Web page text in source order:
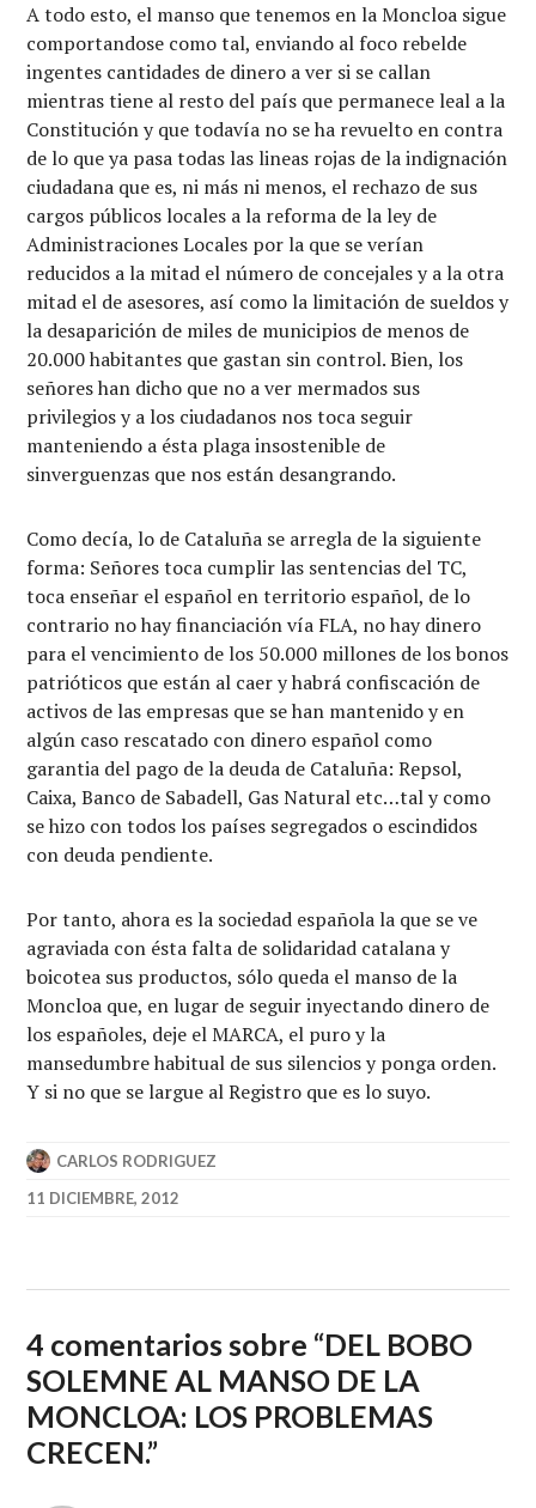
A todo esto, el manso que tenemos en la Moncloa sigue
comportandose como tal, enviando al foco rebelde
ingentes cantidades de dinero a ver si se callan
mientras tiene al resto del país que permanece leal a la
Constitución y que todavía no se ha revuelto en contra
de lo que ya pasa todas las lineas rojas de la indignación
ciudadana que es, ni más ni menos, el rechazo de sus
cargos públicos locales a la reforma de la ley de
Administraciones Locales por la que se verían
reducidos a la mitad el número de concejales y a la otra
mitad el de asesores, así como la limitación de sueldos y
la desaparición de miles de municipios de menos de
20.000 habitantes que gastan sin control. Bien, los
señores han dicho que no a ver mermados sus
privilegios y a los ciudadanos nos toca seguir
manteniendo a ésta plaga insostenible de
sinverguenzas que nos están desangrando.
Como decía, lo de Cataluña se arregla de la siguiente
forma: Señores toca cumplir las sentencias del TC,
toca enseñar el español en territorio español, de lo
contrario no hay financiación vía FLA, no hay dinero
para el vencimiento de los 50.000 millones de los bonos
patrióticos que están al caer y habrá confiscación de
activos de las empresas que se han mantenido y en
algún caso rescatado con dinero español como
garantia del pago de la deuda de Cataluña: Repsol,
Caixa, Banco de Sabadell, Gas Natural etc…tal y como
se hizo con todos los países segregados o escindidos
con deuda pendiente.
Por tanto, ahora es la sociedad española la que se ve
agraviada con ésta falta de solidaridad catalana y
boicotea sus productos, sólo queda el manso de la
Moncloa que, en lugar de seguir inyectando dinero de
los españoles, deje el MARCA, el puro y la
mansedumbre habitual de sus silencios y ponga orden.
Y si no que se largue al Registro que es lo suyo.
CARLOS RODRIGUEZ
11 DICIEMBRE, 2012
4 comentarios sobre “DEL BOBO
SOLEMNE AL MANSO DE LA
MONCLOA: LOS PROBLEMAS
CRECEN.”